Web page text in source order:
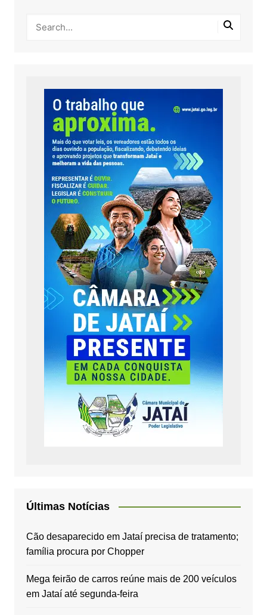
Últimas Notícias
Cão desaparecido em Jataí precisa de tratamento;
família procura por Chopper
Mega feirão de carros reúne mais de 200 veículos
em Jataí até segunda-feira